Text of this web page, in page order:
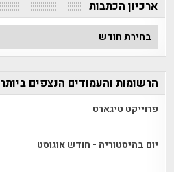
ארכיון הכתבות
ארכיון
הכתבות
הרשומות והעמודים הנצפים ביותר
פרוייקט טיגארט
יום בהיסטוריה - חודש אוגוסט